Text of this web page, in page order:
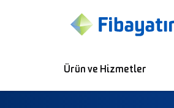
Ürün ve Hizmetler